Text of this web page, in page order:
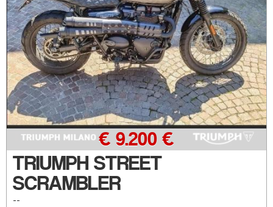
TRIUMPH STREET
SCRAMBLER
--
€ 9.200 €